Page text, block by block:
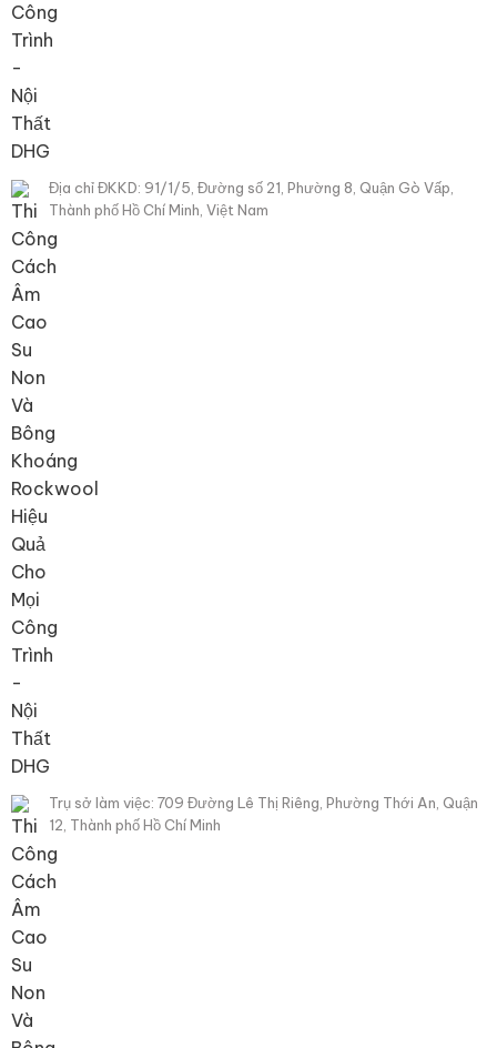
Địa chỉ ĐKKD: 91/1/5, Đường số 21, Phường 8, Quận Gò Vấp,
Thành phố Hồ Chí Minh, Việt Nam
Trụ sở làm việc: 709 Đường Lê Thị Riêng, Phường Thới An, Quận
12, Thành phố Hồ Chí Minh